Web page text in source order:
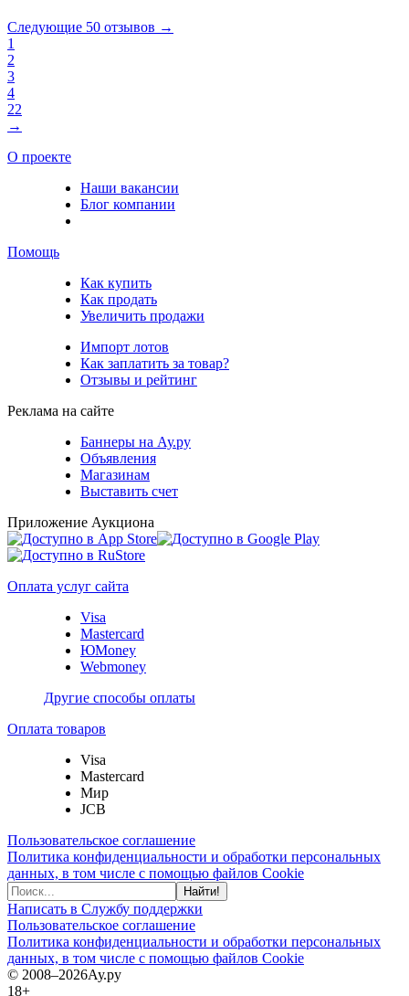
Следующие 50 отзывов →
1
2
3
4
22
→
О проекте
Наши вакансии
Блог компании
Помощь
Как купить
Как продать
Увеличить продажи
Импорт лотов
Как заплатить за товар?
Отзывы и рейтинг
Реклама на сайте
Баннеры на Ау.ру
Объявления
Магазинам
Выставить счет
Приложение Аукциона
Оплата услуг сайта
Visa
Mastercard
ЮMoney
Webmoney
Другие способы оплаты
Оплата товаров
Visa
Mastercard
Мир
JCB
Пользовательское соглашение
Политика конфиденциальности и обработки персональных
данных, в том числе с помощью файлов Cookie
Найти!
Написать в Службу поддержки
Пользовательское соглашение
Политика конфиденциальности и обработки персональных
данных, в том числе с помощью файлов Cookie
© 2008–2026Ау.ру
18+